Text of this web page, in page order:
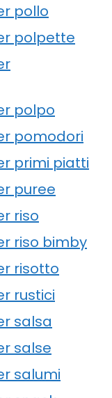
pollo
polpette
polpo
pomodori
primi piatti
puree
riso
riso bimby
risotto
rustici
salsa
salse
salumi